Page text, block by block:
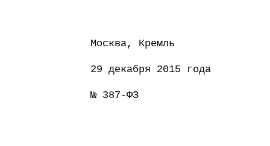
Москва, Кремль
29 декабря 2015 года
№ 387-ФЗ